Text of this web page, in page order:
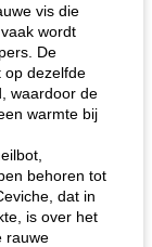
vis die
wordt
De
op dezelfde
waardoor de
warmte bij
behoren tot
dat in
is over het
rauwe